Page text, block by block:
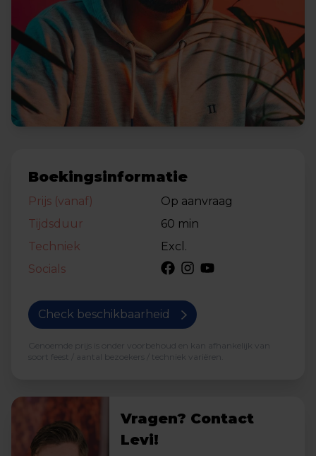
Boekingsinformatie
Prijs (vanaf)
Op aanvraag
Tijdsduur
60 min
Techniek
Excl.
Socials
Check beschikbaarheid
Genoemde prijs is onder voorbehoud en kan afhankelijk van
soort feest / aantal bezoekers / techniek variëren.
Vragen? Contact
Levi!